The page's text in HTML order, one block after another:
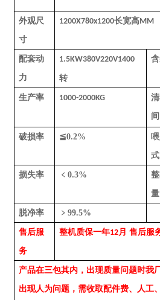
外观尺
寸
1200X780x1200长宽高MM
配套动
力
1.5KW380V220V1400
转
生产率 1000-2000KG
间
破损率 ≦0.2%
式
损失率 ﹤0.3%
量
脱净率 ﹥99.5%
售后服
务
整机质保一年12月 售后服
产品在三包其内，出现质量问题时我
出现人为问题，需收取配件费、人工